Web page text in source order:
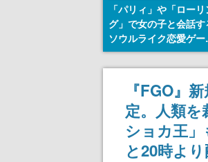
「パリィ」や「ロー
グ」で女の子と会話す
ソウルライク恋愛ゲー
『小早川さんはソウル
イク』無料公開。返事
失敗すると「YOU
DIED」『FGO』
定。人類
ショカ王
と20時よ